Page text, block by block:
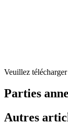
Veuillez
Parties
Autres